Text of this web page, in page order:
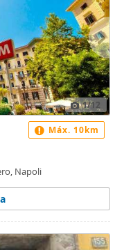
1/12
Napoli
Máx. 10km